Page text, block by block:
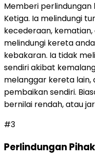
Memberi perlindungan
Ketiga. Ia melindungi
kecederaan,
melindungi kereta
kebakaran. Ia tidak
sendiri akibat
melanggar kereta lain,
pembaikan sendiri.
bernilai rendah, atau
#3
Perlindungan